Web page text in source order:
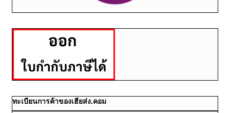
ทะเบียนการค้าของเฮียส่ง.คอม